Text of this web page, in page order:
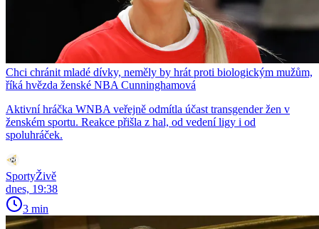
Chci chránit mladé dívky, neměly by hrát proti biologickým mužům,
říká hvězda ženské NBA Cunninghamová
Aktivní hráčka WNBA veřejně odmítla účast transgender žen v
ženském sportu. Reakce přišla z hal, od vedení ligy i od
spoluhráček.
SportyŽivě
dnes, 19:38
3 min